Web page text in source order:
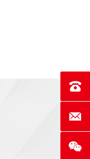
联系
E-